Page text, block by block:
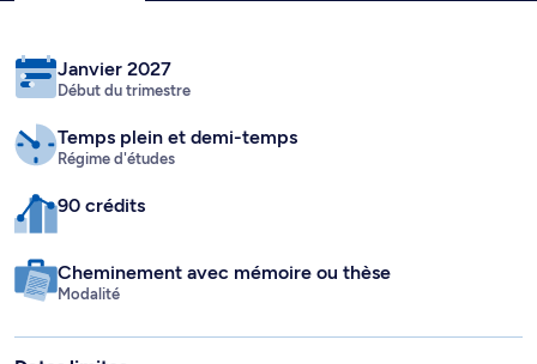
Janvier 2027
Début du trimestre
Temps plein et demi-temps
Régime d'études
90 crédits
Cheminement avec mémoire ou thèse
Modalité